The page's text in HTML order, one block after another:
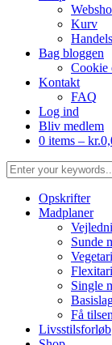
Kurv
Bag bloggen
Cookie
Kontakt
FAQ
Log ind
Bliv medlem
0 items – kr.
Opskrifter
Madplaner
Sunde
Single
Få
Livsstilsforløb